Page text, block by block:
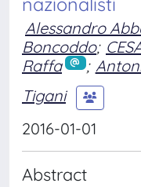
Alessandro
Boncoddo;
Raffa
;
Tigani
2016-01-01
Abstract